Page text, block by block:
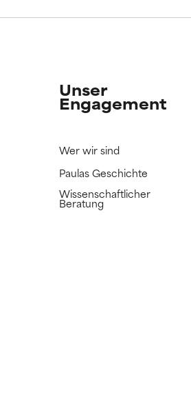
Unser
Engagement
Wer wir sind
Paulas Geschichte
Wissenschaftlicher
Beratung